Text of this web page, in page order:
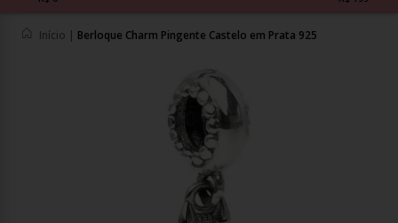
Início | Berloque Charm Pingente Castelo em Prata 925